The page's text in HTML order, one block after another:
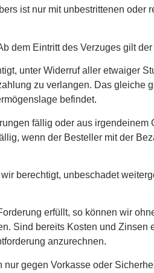
ist nur mit unbestrittenen oder
dem Eintritt des Verzuges gilt
unter Widerruf aller etwaiger
zu verlangen. Das gleiche
befindet.
fällig oder aus
wenn der Besteller mit der
berechtigt, unbeschadet
erfüllt, so können wir
Sind bereits Kosten und
anzurechnen.
gegen Vorkasse oder